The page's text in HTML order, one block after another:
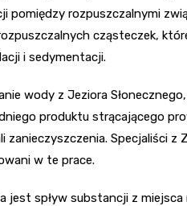
pomiędzy rozpuszczalnymi
cząsteczek,
i sedymentacji.
wody z Jeziora
produktu strącającego
zanieczyszczenia. Specjaliści
w te prace.
jest spływ substancji z